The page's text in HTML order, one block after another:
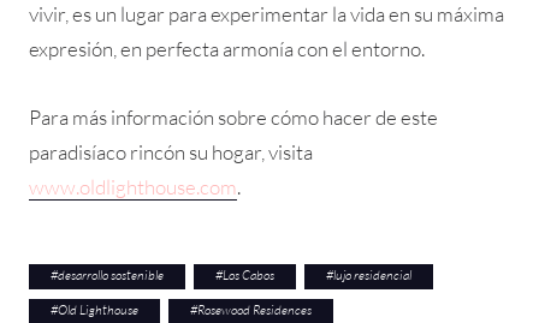
vivir, es un lugar para experimentar la vida en su máxima
expresión, en perfecta armonía con el entorno.
Para más información sobre cómo hacer de este
paradisíaco rincón su hogar, visita
www.oldlighthouse.com.
#desarrollo sostenible #Los Cabos #lujo residencial
#Old Lighthouse #Rosewood Residences